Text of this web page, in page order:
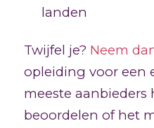
landen
Twijfel je? Neem
opleiding voor een
meeste aanbieders
beoordelen of het